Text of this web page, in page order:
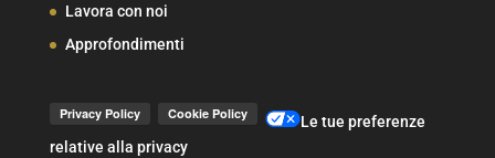
Lavora con noi
Approfondimenti
Le tue preferenze
relative alla privacy